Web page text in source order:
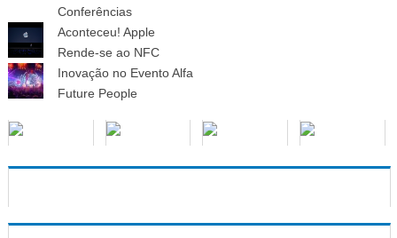
Conferências
Aconteceu! Apple
Rende-se ao NFC
Inovação no Evento Alfa
Future People